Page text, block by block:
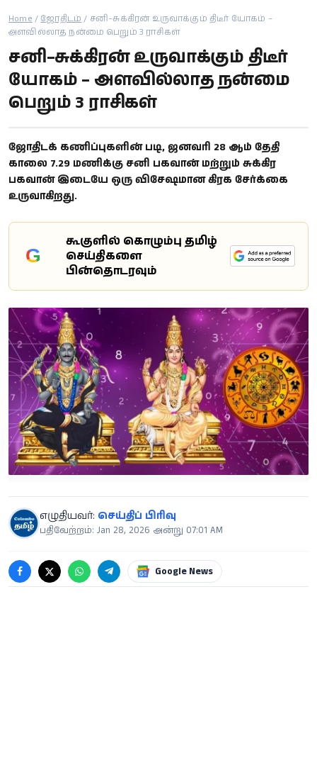
Home / ஜோதிடம் / சனி–சுக்கிரன் உருவாக்கும் திடீர் யோகம் –
அளவில்லாத நன்மை பெறும் 3 ராசிகள்
சனி–சுக்கிரன் உருவாக்கும் திடீர்
யோகம் – அளவில்லாத நன்மை
பெறும் 3 ராசிகள்
ஜோதிடக் கணிப்புகளின் படி, ஜனவரி 28 ஆம் தேதி
காலை 7.29 மணிக்கு சனி பகவான் மற்றும் சுக்கிர
பகவான் இடையே ஒரு விசேஷமான கிரக சேர்க்கை
உருவாகிறது.
G
கூகுளில் கொழும்பு தமிழ்
செய்திகளை
பின்தொடரவும்
எழுதியவர்: செய்திப் பிரிவு
பதிவேற்றம்: Jan 28, 2026 அன்று 07:01 AM
Google News